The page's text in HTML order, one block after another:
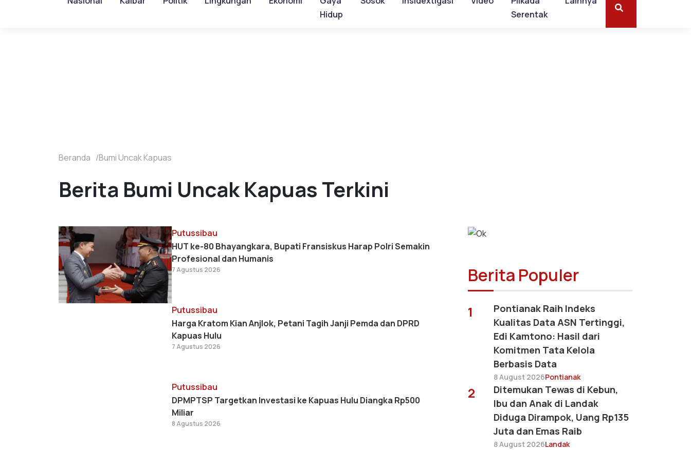
Hidup
Serentak
Beranda Bumi Uncak Kapuas
Berita Bumi Uncak Kapuas Terkini
Putussibau
HUT ke-80 Bhayangkara, Bupati Fransiskus Harap Polri Semakin
Profesional dan Humanis
7 Agustus 2026
Putussibau
Harga Kratom Kian Anjlok, Petani Tagih Janji Pemda dan DPRD
Kapuas Hulu
7 Agustus 2026
Putussibau
DPMPTSP Targetkan Investasi ke Kapuas Hulu Diangka Rp500
Miliar
8 Agustus 2026
Berita Populer
1
Pontianak Raih Indeks
Kualitas Data ASN Tertinggi,
Edi Kamtono: Hasil dari
Komitmen Tata Kelola
Berbasis Data
8 August 2026Pontianak
2
Ditemukan Tewas di Kebun,
Ibu dan Anak di Landak
Diduga Dirampok, Uang Rp135
Juta dan Emas Raib
8 August 2026Landak